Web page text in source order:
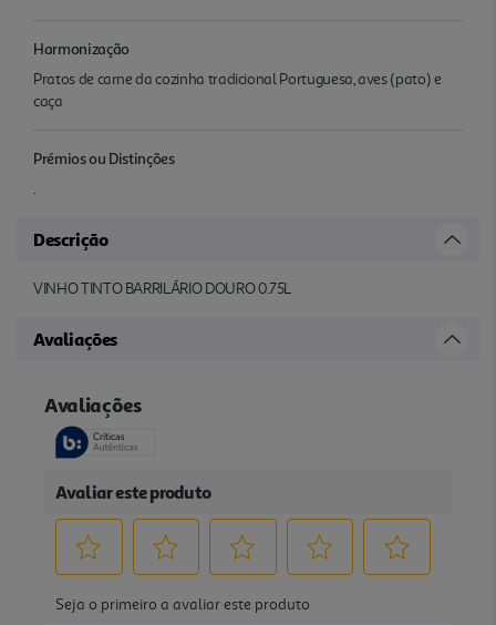
Harmonização
Pratos de carne da cozinha tradicional Portuguesa, aves (pato) e
caça
Prémios ou Distinções
.
Descrição
VINHO TINTO BARRILÁRIO DOURO 0.75L
Avaliações